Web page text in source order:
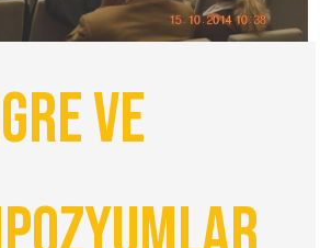
ve